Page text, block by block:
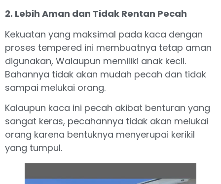
2. Lebih Aman dan Tidak Rentan Pecah
Kekuatan yang maksimal pada kaca dengan
proses tempered ini membuatnya tetap aman
digunakan, Walaupun memiliki anak kecil.
Bahannya tidak akan mudah pecah dan tidak
sampai melukai orang.
Kalaupun kaca ini pecah akibat benturan yang
sangat keras, pecahannya tidak akan melukai
orang karena bentuknya menyerupai kerikil
yang tumpul.